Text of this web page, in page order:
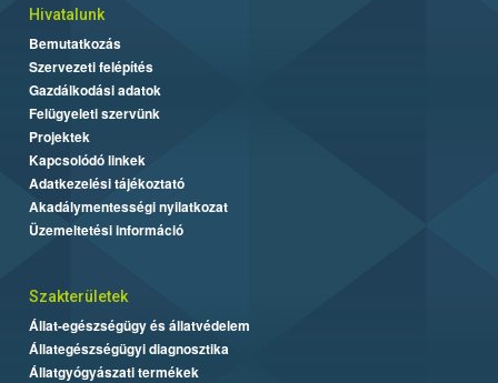
Hivatalunk
Bemutatkozás
Szervezeti felépítés
Gazdálkodási adatok
Felügyeleti szervünk
Projektek
Kapcsolódó linkek
Adatkezelési tájékoztató
Akadálymentességi nyilatkozat
Üzemeltetési információ
Szakterületek
Állat-egészségügy és állatvédelem
Állategészségügyi diagnosztika
Állatgyógyászati termékek